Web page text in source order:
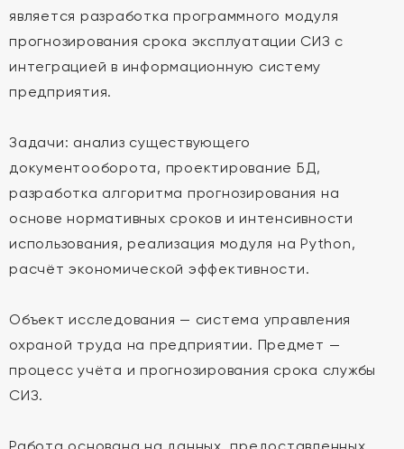
является разработка программного модуля
прогнозирования срока эксплуатации СИЗ с
интеграцией в информационную систему
предприятия.
Задачи: анализ существующего
документооборота, проектирование БД,
разработка алгоритма прогнозирования на
основе нормативных сроков и интенсивности
использования, реализация модуля на Python,
расчёт экономической эффективности.
Объект исследования — система управления
охраной труда на предприятии. Предмет —
процесс учёта и прогнозирования срока службы
СИЗ.